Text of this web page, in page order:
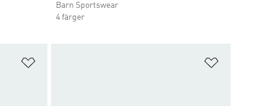
Barn Sportswear
4 färger